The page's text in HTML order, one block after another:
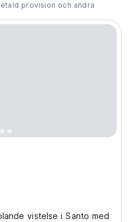
provision och andra
vistelse i Santo med